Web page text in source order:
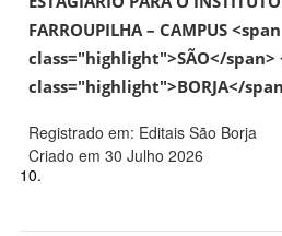
FARROUPILHA – CAMPUS <span
class="highlight">SÃO</span>
class="highlight">BORJA</
Registrado em: Editais São Borja
Criado em 30 Julho 2026
10.